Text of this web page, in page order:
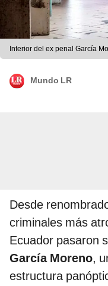
Interior del ex penal García
Mundo LR
Desde
criminales más
Ecuador pasaron
García Moreno,
estructura